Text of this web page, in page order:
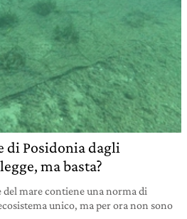
di Posidonia dagli
ma basta?
del mare contiene una norma di
unico, ma per ora non sono